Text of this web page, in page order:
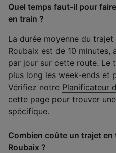
Quel temps faut-il pour
en train ?
La durée moyenne du
Roubaix est de 10 minutes,
par jour sur cette route. Le
plus long les week-ends et
Vérifiez notre Planificateur
cette page pour trouver
spécifique.
Combien coûte un trajet en
Roubaix ?